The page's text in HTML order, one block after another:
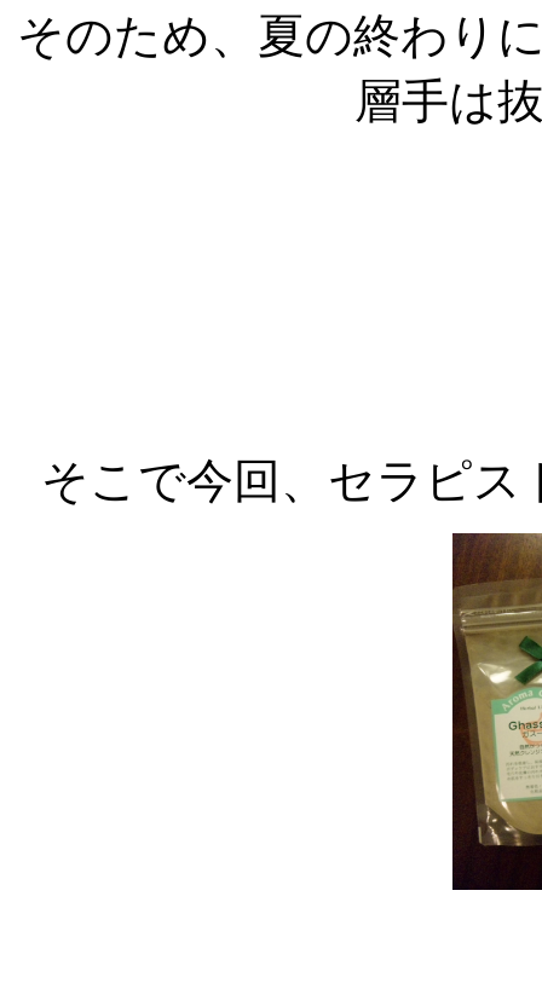
そのため、夏の終わり
層手は
そこで今回、セラピ